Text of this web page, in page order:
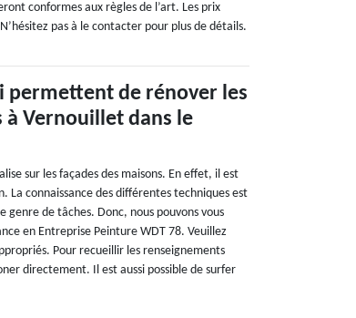
conformes aux règles de l’art. Les prix
pas à le contacter pour plus de détails.
permettent de rénover les
à Vernouillet dans le
sur les façades des maisons. En effet, il est
La connaissance des différentes techniques est
genre de tâches. Donc, nous pouvons vous
en Entreprise Peinture WDT 78. Veuillez
Pour recueillir les renseignements
directement. Il est aussi possible de surfer